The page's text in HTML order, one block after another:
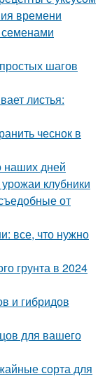
времени
шагов
листья:
чеснок в
наших дней
клубники
от
все, что нужно
грунта в 2024
и гибридов
для вашего
сорта для